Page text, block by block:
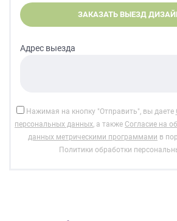
Адрес выезда
Нажимая на кнопку "Отправить", вы даете
персональных данных, а также Согласие на
данных метрическими программами в
Политики обработки
данных.